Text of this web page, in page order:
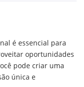
é essencial para
oportunidades
pode criar uma
única e